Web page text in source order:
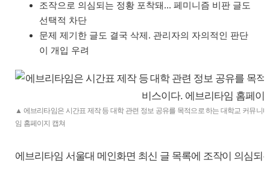
조작으로 의심되는 정황 포착돼... 페미니즘 비판 글도
선택적 차단
문제 제기한 글도 결국 삭제. 관리자의 자의적인 판단
이 개입 우려
▲ 에브리타임은 시간표 제작 등 대학 관련 정보 공유를 목적으로 하는 대학교 커뮤니
임 홈페이지 캡쳐
에브리타임 서울대 메인화면 최신 글 목록에 조작이 의심되